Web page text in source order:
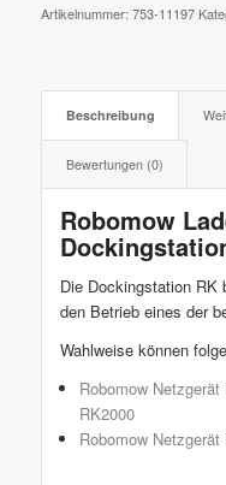
Artikelnummer: 753-11197
Beschreibung
Bewertungen (0)
Robomow
Die Dockingstation RK
den Betrieb eines der
Wahlweise können
Robomow
RK2000
Robomow